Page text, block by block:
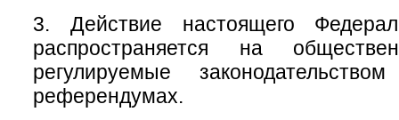
3. Действие настоящего
распространяется на
регулируемые
референдумах.